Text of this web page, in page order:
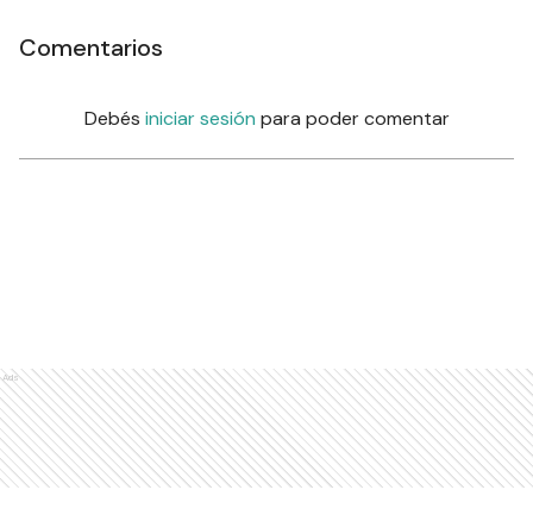
Comentarios
Debés iniciar sesión para poder comentar
Ads